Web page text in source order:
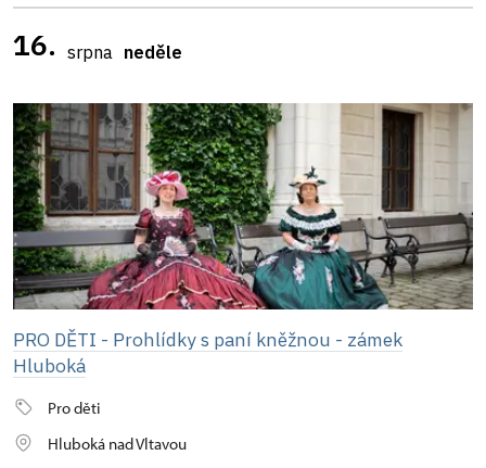
16. srpna neděle
PRO DĚTI - Prohlídky s paní kněžnou - zámek
Hluboká
Pro děti
Hluboká nad Vltavou